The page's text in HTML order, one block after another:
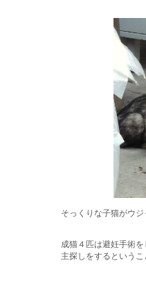
そっくりな子猫がウ
成猫４匹は避妊手術
主探しをするという